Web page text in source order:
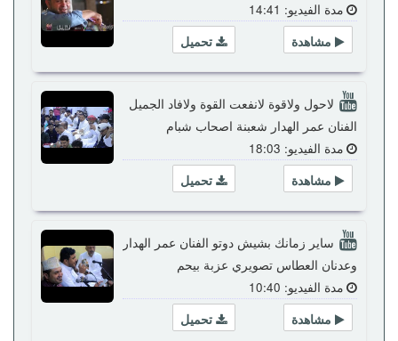
مدة الفيديو: 14:41
تحميل
مشاهدة
لاحول ولاقوة لانفعت القوة ولافاد الجميل
الفنان عمر الهدار شعبنة اصحاب شبام
مدة الفيديو: 18:03
تحميل
مشاهدة
ساير زمانك بشيش دوتو الفنان عمر الهدار
وعدنان العطاس تصويري عزبة بيحم
مدة الفيديو: 10:40
تحميل
مشاهدة